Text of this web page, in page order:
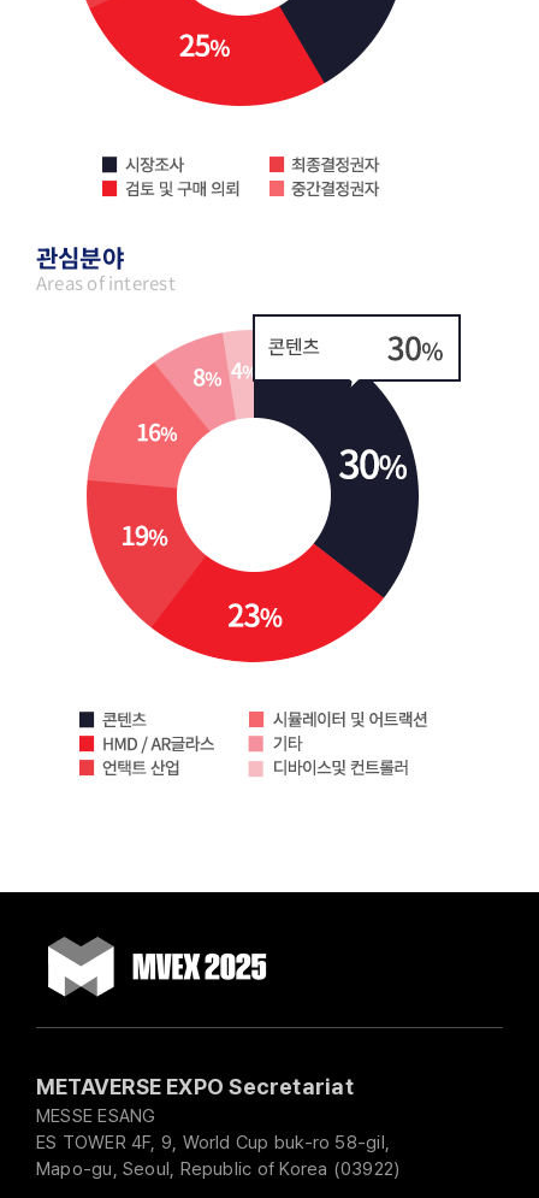
관심분야
Areas of interest
METAVERSE EXPO Secretariat
MESSE ESANG
ES TOWER 4F, 9, World Cup buk-ro 58-gil,
Mapo-gu, Seoul, Republic of Korea (03922)